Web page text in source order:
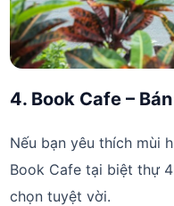
4. Book Cafe –
Nếu bạn yêu thích mùi
Book Cafe tại biệt thự
chọn tuyệt vời.